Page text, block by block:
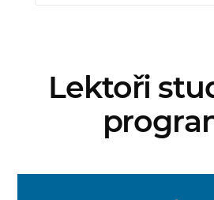
Lektoři